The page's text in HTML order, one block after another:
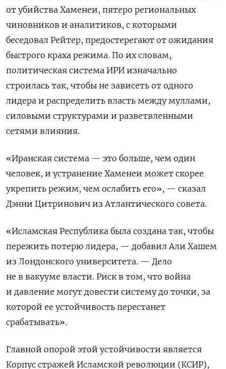
от убийства Хаменеи, пятеро региональных
чиновников и аналитиков, с которыми
беседовал Рейтер, предостерегают от ожидания
быстрого краха режима. По их словам,
политическая система ИРИ изначально
строилась так, чтобы не зависеть от одного
лидера и распределить власть между ​муллами,
силовыми структурами и разветвленными
сетями влияния.
«Иранская система — это больше, ​чем один
человек, и устранение Хаменеи может скорее
укрепить режим, чем ослабить его», — ​сказал
⁠Дэнни Цитринович из Атлантического совета.
«Исламская Республика была создана так, чтобы
пережить потерю лидера, — добавил Али Хашем
из Лондонского университета. — Дело
не в вакууме ‌власти. Риск в том, что война
и давление могут довести систему до точки, ‌за
которой ее устойчивость перестанет
срабатывать».
Главной опорой этой устойчивости является
Корпус стражей Исламской революции (КСИР),